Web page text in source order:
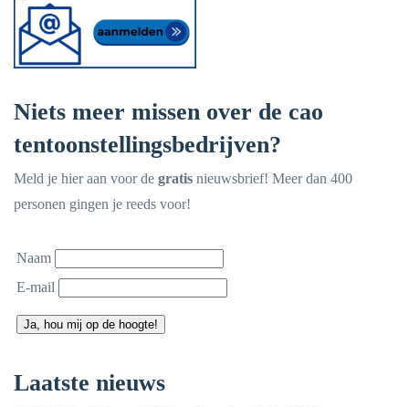
Niets meer missen over de cao
tentoonstellingsbedrijven?
Meld je hier aan voor de gratis nieuwsbrief! Meer dan 400
personen gingen je reeds voor!
Naam
E-mail
Ja, hou mij op de hoogte!
Laatste nieuws